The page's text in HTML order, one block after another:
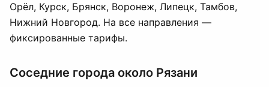
Орёл, Курск, Брянск, Воронеж, Липецк, Тамбов,
Нижний Новгород. На все направления —
фиксированные тарифы.
Соседние города около Рязани